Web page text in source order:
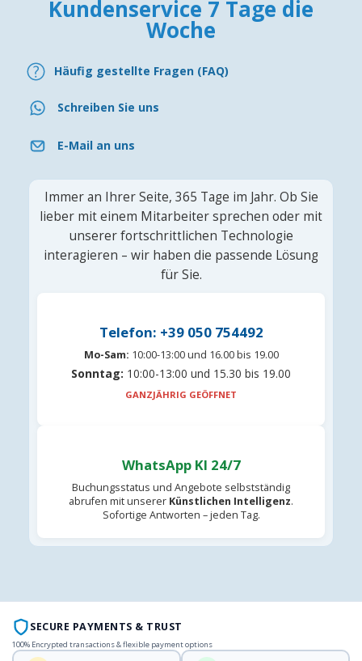
Kundenservice 7 Tage die
Woche
Häufig gestellte Fragen (FAQ)
Schreiben Sie uns
E-Mail an uns
Immer an Ihrer Seite, 365 Tage im Jahr. Ob Sie
lieber mit einem Mitarbeiter sprechen oder mit
unserer fortschrittlichen Technologie
interagieren – wir haben die passende Lösung
für Sie.
Telefon: +39 050 754492
Mo-Sam: 10:00-13:00 und 16.00 bis 19.00
Sonntag: 10:00-13:00 und 15.30 bis 19.00
GANZJÄHRIG GEÖFFNET
WhatsApp KI 24/7
Buchungsstatus und Angebote selbstständig
abrufen mit unserer Künstlichen Intelligenz.
Sofortige Antworten – jeden Tag.
SECURE PAYMENTS & TRUST
100% Encrypted transactions & flexible payment options